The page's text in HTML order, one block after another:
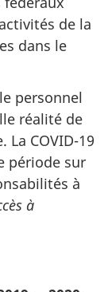
de la
dans le
personnel
réalité de
COVID-19
période sur
à
à